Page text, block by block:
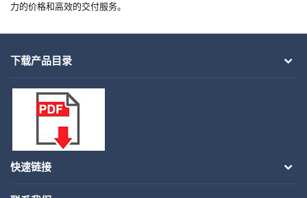
力的价格和高效的交付服务。
下载产品目录
快速链接